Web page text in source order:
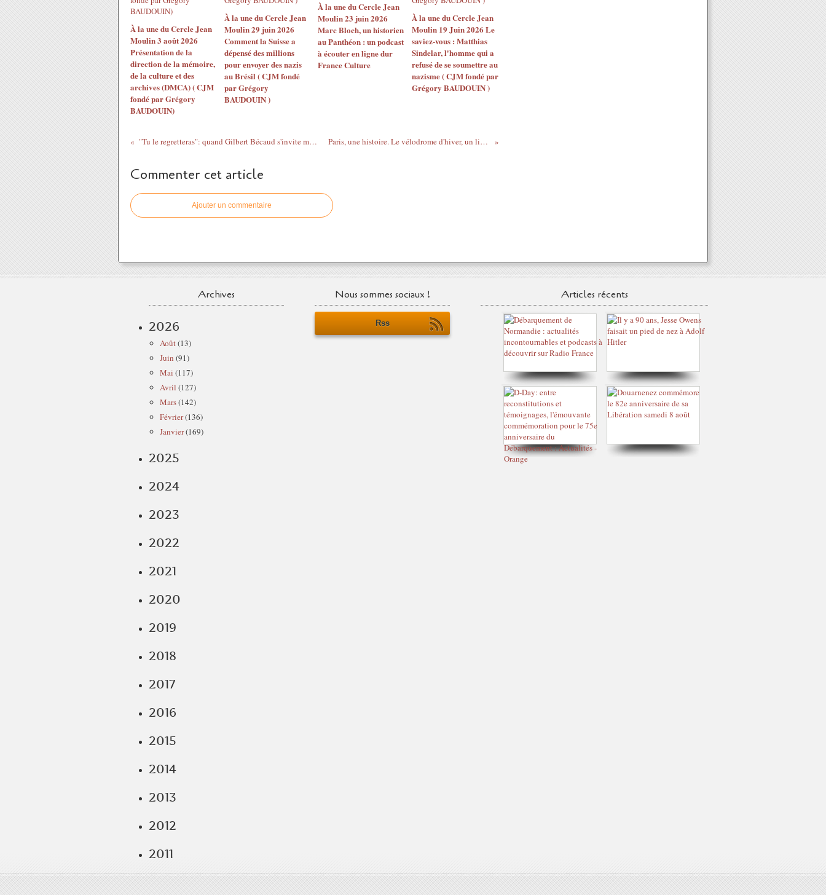
À la une du Cercle Jean
Moulin 3 août 2026
Présentation de la
direction de la mémoire,
de la culture et des
archives (DMCA) ( CJM
fondé par Grégory
BAUDOUIN)
À la une du Cercle Jean
Moulin 29 juin 2026
Comment la Suisse a
dépensé des millions
pour envoyer des nazis
au Brésil ( CJM fondé
par Grégory
BAUDOUIN )
À la une du Cercle Jean
Moulin 23 juin 2026
Marc Bloch, un historien
au Panthéon : un podcast
à écouter en ligne dur
France Culture
À la une du Cercle Jean
Moulin 19 Juin 2026 Le
saviez-vous : Matthias
Sindelar, l'homme qui a
refusé de se soumettre au
nazisme ( CJM fondé par
Grégory BAUDOUIN )
"Tu le regretteras": quand Gilbert Bécaud s'invite malgré lui dans la campagne présidentielle de 1965 Paris, une histoire. Le vélodrome d'hiver, un lieu de mémoire en hommage aux enfants juifs
Commenter cet article
Ajouter un commentaire
Archives
2026
Août(13)
Juin (91)
Mai (117)
Avril (127)
Mars(142)
Février(136)
Janvier(169)
2025
2024
2023
2022
2021
2020
2019
2018
2017
2016
2015
2014
2013
2012
2011
Nous sommes sociaux !
Rss
Articles récents